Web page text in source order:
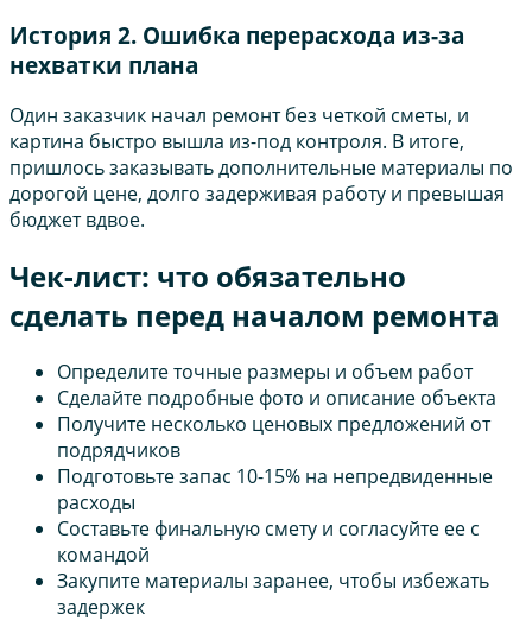
История 2. Ошибка перерасхода из-за
нехватки плана
Один заказчик начал ремонт без четкой сметы, и
картина быстро вышла из-под контроля. В итоге,
пришлось заказывать дополнительные материалы по
дорогой цене, долго задерживая работу и превышая
бюджет вдвое.
Чек-лист: что обязательно
сделать перед началом ремонта
Определите точные размеры и объем работ
Сделайте подробные фото и описание объекта
Получите несколько ценовых предложений от
подрядчиков
Подготовьте запас 10-15% на непредвиденные
расходы
Составьте финальную смету и согласуйте ее с
командой
Закупите материалы заранее, чтобы избежать
задержек